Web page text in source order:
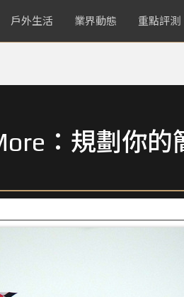
戶外生活 業界動態 重點評測
：規劃你的